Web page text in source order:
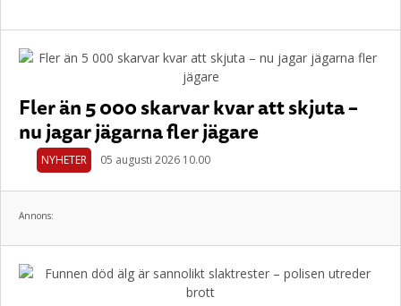
Fler än 5 000 skarvar kvar att skjuta –
nu jagar jägarna fler jägare
NYHETER 05 augusti 2026 10.00
Annons: